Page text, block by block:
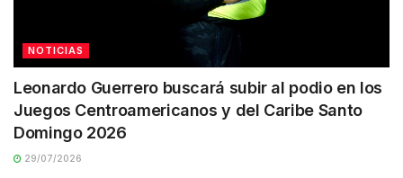
NOTICIAS
Leonardo Guerrero buscará subir al podio en los
Juegos Centroamericanos y del Caribe Santo
Domingo 2026
29/07/2026